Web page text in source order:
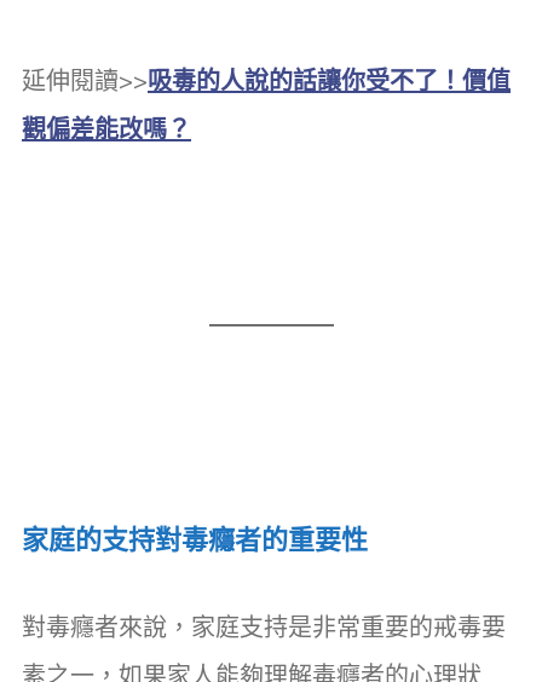
延伸閱讀>>吸毒的人說的話讓你受不了！價值
觀偏差能改嗎？
家庭的支持對毒癮者的重要性
對毒癮者來說，家庭支持是非常重要的戒毒要
素之一，如果家人能夠理解毒癮者的心理狀